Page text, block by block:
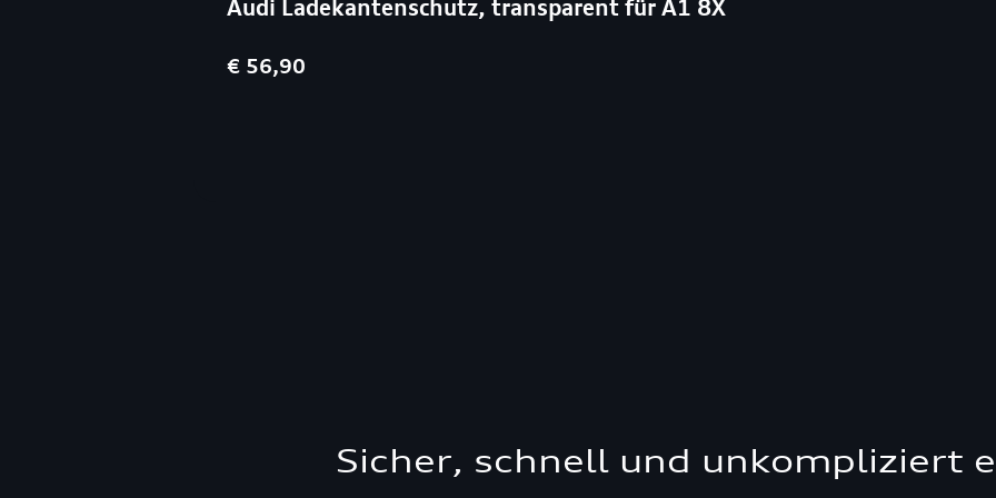
Audi Ladekantenschutz, transparent für A1 8X
€ 56,90
Sicher, schnell und unkompliziert